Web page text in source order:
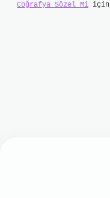
Coğrafya Sözel Mi için